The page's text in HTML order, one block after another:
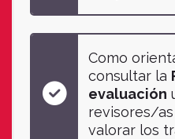
Como
consultar la
evaluación
revisores/
valorar los